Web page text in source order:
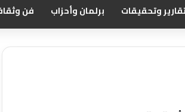
وتحقيقات برلمان وأحزاب فن